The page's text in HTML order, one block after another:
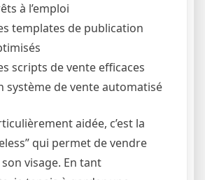
à l’emploi
templates de publication
scripts de vente efficaces
système de vente automatisé
aidée, c’est la
qui permet de vendre
visage. En tant